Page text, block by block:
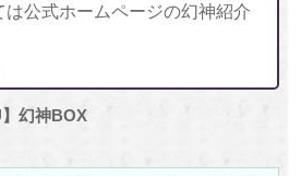
公式ホームページの幻神紹介
】幻神BOX